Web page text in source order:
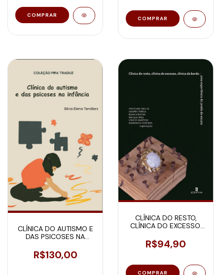
CLÍNICA DO AUTISMO E
DAS PSICOSES NA
R$130,00
CLÍNICA DO RESTO,
CLÍNICA DO EXCESSO,
EXPERIÊNCIA DO JANELA
DA ESCUTA
R$94,90